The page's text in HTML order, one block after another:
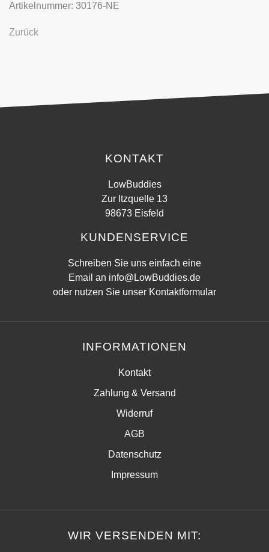
Artikelnummer: 30176-NE
Zurück
KONTAKT
LowBuddies
Zur Itzquelle 13
98673 Eisfeld
KUNDENSERVICE
Schreiben Sie uns einfach eine
Email an info@LowBuddies.de
oder nutzen Sie unser Kontaktformular
INFORMATIONEN
Kontakt
Zahlung & Versand
Widerruf
AGB
Datenschutz
Impressum
WIR VERSENDEN MIT: